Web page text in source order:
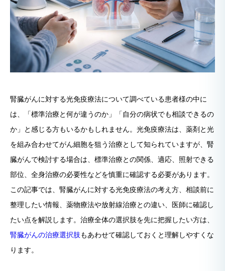
腎臓がんに対する光免疫療法について調べている患者様の中に
は、「標準治療と何が違うのか」「自分の病状でも相談できるの
か」と感じる方もいるかもしれません。光免疫療法は、薬剤と光
を組み合わせてがん細胞を狙う治療として知られていますが、腎
臓がんで検討する場合は、標準治療との関係、適応、照射できる
部位、全身治療の必要性などを慎重に確認する必要があります。
この記事では、腎臓がんに対する光免疫療法の考え方、相談前に
整理したい情報、薬物療法や放射線治療との違い、医師に確認し
たい点を解説します。治療全体の選択肢を先に把握したい方は、
腎臓がんの治療選択肢もあわせて確認しておくと理解しやすくな
ります。